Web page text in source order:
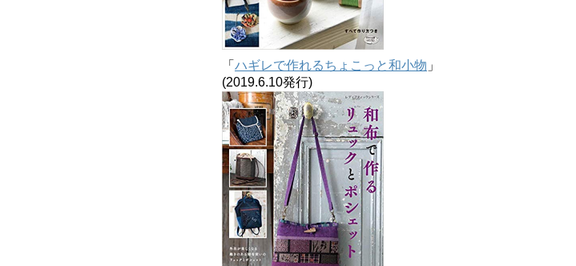
「 ハギレで作れるちょこっと和小物 」
(2019.6.10発行)